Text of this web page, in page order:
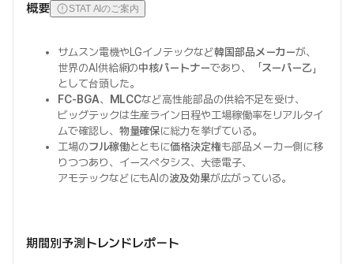
概要 STAT AIのご案内
サムスン電機やLGイノテックなど韓国部品メーカーが、
世界のAI供給網の中核パートナーであり、「スーパー乙 」
として台頭した。
FC-BGA、 MLCCなど高性能部品の供給不足を受け、
ビッグテックは生産ライン日程や工場稼働率をリアルタイ
ムで確認し、 物量確保に総力を挙げている。
工場のフル稼働とともに価格決定権も部品メーカー側に移
りつつあり、イースペタシス、大徳電子、
アモテックなどにもAIの波及効果が広がっている。
期間別予測トレンドレポート